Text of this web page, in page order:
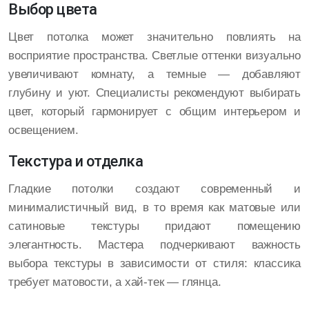
Выбор цвета
Цвет потолка может значительно повлиять на
восприятие пространства. Светлые оттенки визуально
увеличивают комнату, а темные — добавляют
глубину и уют. Специалисты рекомендуют выбирать
цвет, который гармонирует с общим интерьером и
освещением.
Текстура и отделка
Гладкие потолки создают современный и
минималистичный вид, в то время как матовые или
сатиновые текстуры придают помещению
элегантность. Мастера подчеркивают важность
выбора текстуры в зависимости от стиля: классика
требует матовости, а хай-тек — глянца.